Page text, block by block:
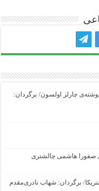
چارلز اولسون/ برگردان:
صفورا هاشمی چالشتری
برگردان: شهاب نادری‌مقدم